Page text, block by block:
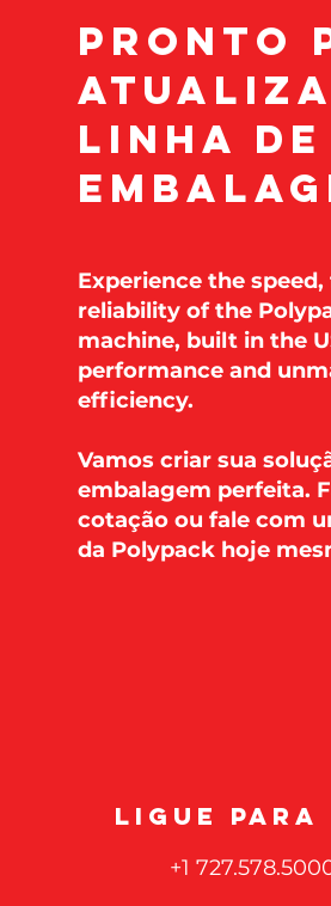
Pronto
linha de
Experience the
reliability of the
machine, built in the
performance and
efficiency.
Vamos criar sua
embalagem perfeita.
cotação ou fale com
da Polypack hoje
LIGUE PARA
+1